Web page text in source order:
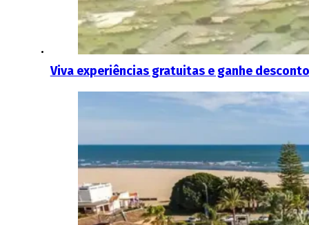
Viva experiências gratuitas e ganhe